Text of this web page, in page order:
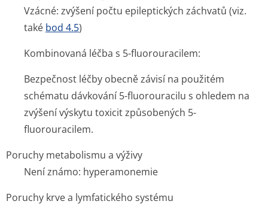
Vzácné: zvýšení počtu epileptických záchvatů (viz.
také bod 4.5)
Kombinovaná léčba s 5-fluorouracilem:
Bezpečnost léčby obecně závisí na použitém
schématu dávkování 5-fluorouracilu s ohledem na
zvýšení výskytu toxicit způsobených 5-
fluorouracilem.
Poruchy metabolismu a výživy
Není známo: hyperamonemie
Poruchy krve a lymfatického systému